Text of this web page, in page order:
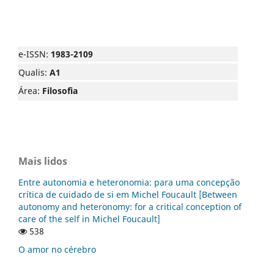
e-ISSN: 1983-2109
Qualis: A1
Área: Filosofia
Mais lidos
Entre autonomia e heteronomia: para uma concepção
crítica de cuidado de si em Michel Foucault [Between
autonomy and heteronomy: for a critical conception of
care of the self in Michel Foucault]
538
O amor no cérebro